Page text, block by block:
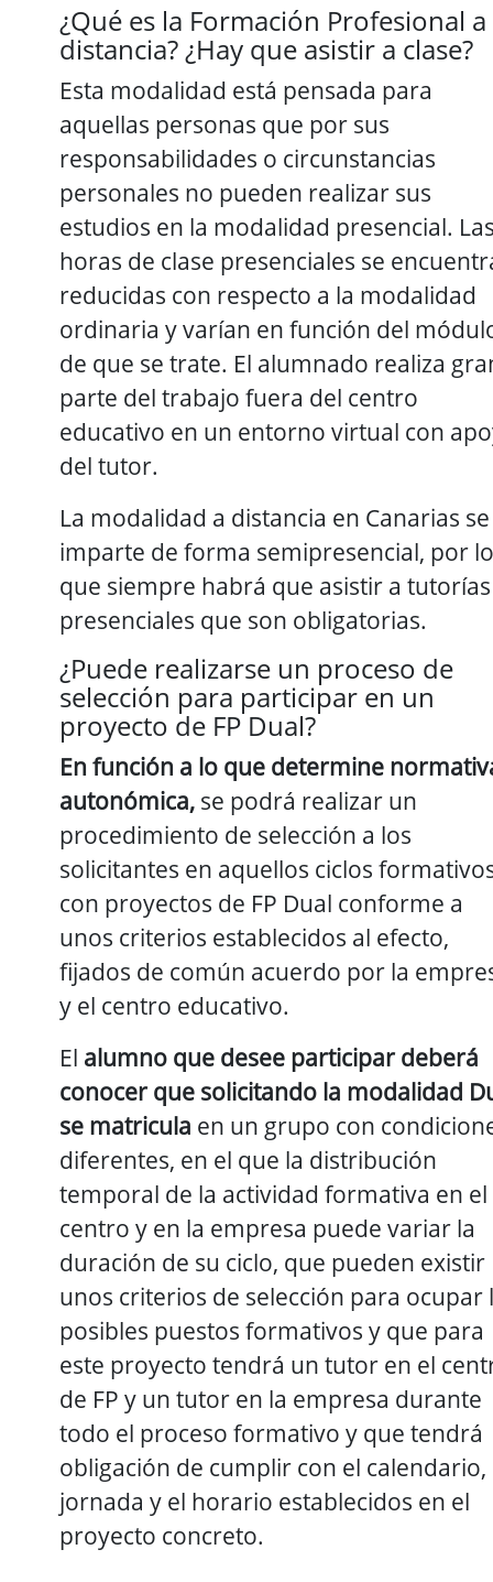
¿Qué es la Formación Profesional a
distancia? ¿Hay que asistir a clase?
Esta modalidad está pensada para
aquellas personas que por sus
responsabilidades o circunstancias
personales no pueden realizar sus
estudios en la modalidad presencial.
horas de clase presenciales se
reducidas con respecto a la modalidad
ordinaria y varían en función del
de que se trate. El alumnado realiza
parte del trabajo fuera del centro
educativo en un entorno virtual con
del tutor.
La modalidad a distancia en Canarias se
imparte de forma semipresencial, por lo
que siempre habrá que asistir a tutorías
presenciales que son obligatorias.
¿Puede realizarse un proceso de
selección para participar en un
proyecto de FP Dual?
En función a lo que determine
autonómica, se podrá realizar un
procedimiento de selección a los
solicitantes en aquellos ciclos
con proyectos de FP Dual conforme a
unos criterios establecidos al efecto,
fijados de común acuerdo por la
y el centro educativo.
El alumno que desee participar deberá
conocer que solicitando la modalidad
se matricula en un grupo con
diferentes, en el que la distribución
temporal de la actividad formativa en el
centro y en la empresa puede variar la
duración de su ciclo, que pueden existir
unos criterios de selección para ocupar
posibles puestos formativos y que para
este proyecto tendrá un tutor en el
de FP y un tutor en la empresa durante
todo el proceso formativo y que tendrá
obligación de cumplir con el calendario,
jornada y el horario establecidos en el
proyecto concreto.